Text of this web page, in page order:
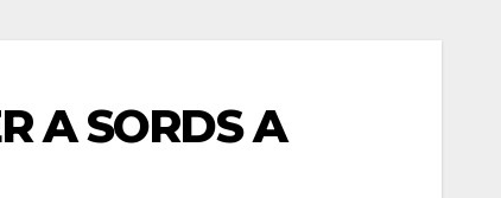
A SORDS A